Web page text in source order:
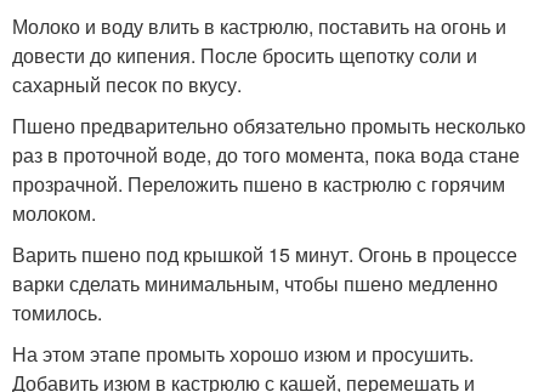
Молоко и воду влить в кастрюлю, поставить на огонь и
довести до кипения. После бросить щепотку соли и
сахарный песок по вкусу.
Пшено предварительно обязательно промыть несколько
раз в проточной воде, до того момента, пока вода стане
прозрачной. Переложить пшено в кастрюлю с горячим
молоком.
Варить пшено под крышкой 15 минут. Огонь в процессе
варки сделать минимальным, чтобы пшено медленно
томилось.
На этом этапе промыть хорошо изюм и просушить.
Добавить изюм в кастрюлю с кашей, перемешать и